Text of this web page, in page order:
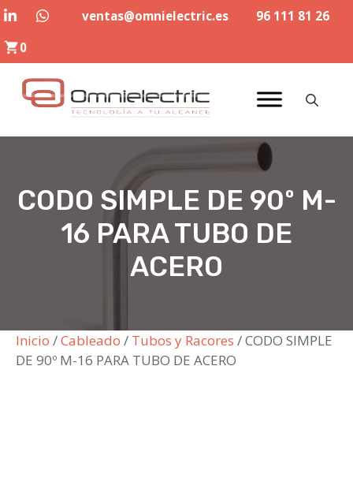
Saltar
contenido
ventas@omnielectric.es
96 111 81 26
0
CODO SIMPLE DE 90º M-
16 PARA TUBO DE
ACERO
Inicio /Cableado / Tubos y Racores / CODO SIMPLE
DE 90º M-16 PARA TUBO DE ACERO